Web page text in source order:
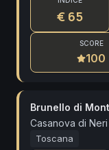
€ 65
SCORE
100
Brunello di
Casanova di Neri
Toscana